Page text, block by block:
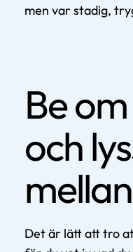
men var stadig,
Be
och
Det är lätt att tro